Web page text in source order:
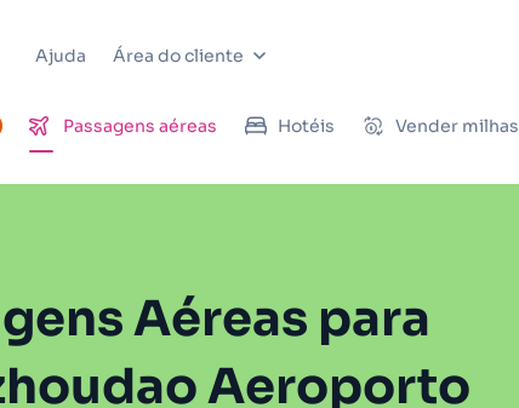
Ajuda Área do cliente
Passagens aéreas Hotéis Vender milhas
Aéreas para
Aeroporto